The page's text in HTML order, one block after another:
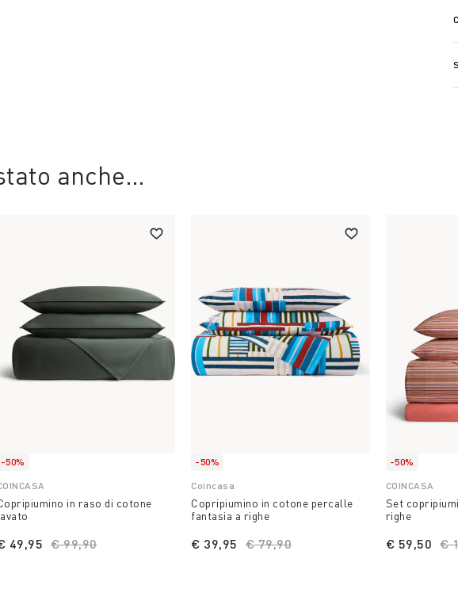
anche…
from
-50%
in raso di cotone
Price reduced from
€ 99,90to
49,95
-50%
Coincasa
Copripiumino in cotone percalle
fantasia a righe
Price reduced from
€ 79,90
€ 39,95
-50%
COINCASA
Set
righe
€
€ 59,50